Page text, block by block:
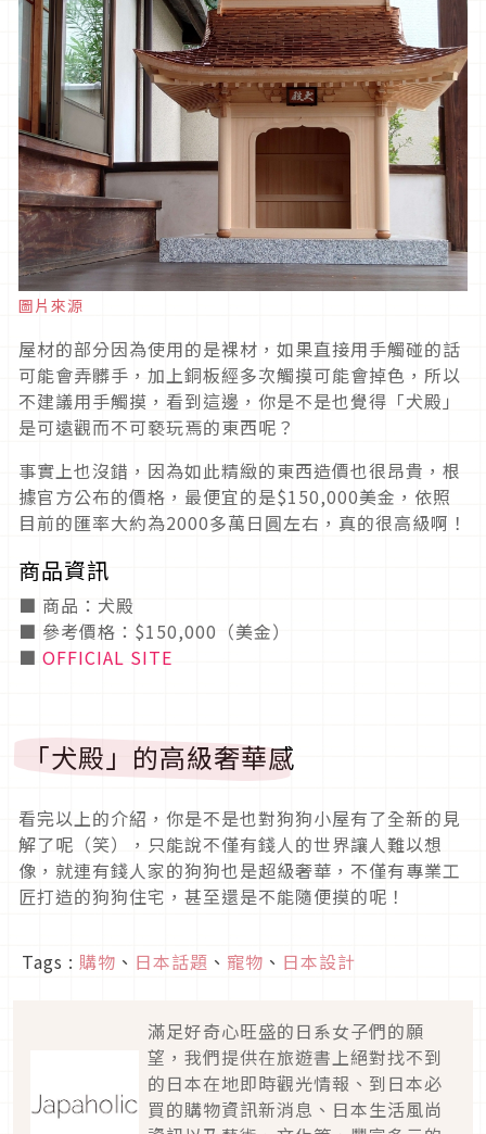
圖片來源
屋材的部分因為使用的是裸材，如果直接用手觸碰的話
可能會弄髒手，加上銅板經多次觸摸可能會掉色，所以
不建議用手觸摸，看到這邊，你是不是也覺得「犬殿」
是可遠觀而不可褻玩焉的東西呢？
事實上也沒錯，因為如此精緻的東西造價也很昂貴，根
據官方公布的價格，最便宜的是$150,000美金，依照
目前的匯率大約為2000多萬日圓左右，真的很高級啊！
商品資訊
■ 商品：犬殿
■ 參考價格：$150,000（美金）
■ OFFICIAL SITE
「犬殿」的高級奢華感
看完以上的介紹，你是不是也對狗狗小屋有了全新的見
解了呢（笑），只能說不僅有錢人的世界讓人難以想
像，就連有錢人家的狗狗也是超級奢華，不僅有專業工
匠打造的狗狗住宅，甚至還是不能隨便摸的呢！
Tags : 購物 、 日本話題 、 寵物 、 日本設計
滿足好奇心旺盛的日系女子們的願
望，我們提供在旅遊書上絕對找不到
的日本在地即時觀光情報、到日本必
買的購物資訊新消息、日本生活風尚